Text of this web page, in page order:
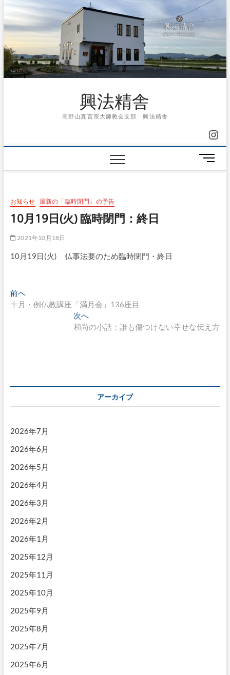
content
興法精舎
高野山真言宗大師教会支部 興法精舎
メ
ニ
お知らせ 最新の「臨時閉門」の予告
10月19日(火) 臨時閉門：終日
2021年10月18日
10月19日(火) 仏事法要のため臨時閉門・終日
投
稿
シ
ョ
ン
前へ過
去
十月・例仏教講座「満月会」136座目
次へ
の
和尚の小話：誰も傷つけない幸せな伝え方
アーカイブ
2026年7月
2026年6月
2026年5月
2026年4月
2026年3月
2026年2月
2026年1月
2025年12月
2025年11月
2025年10月
2025年9月
2025年8月
2025年7月
2025年6月